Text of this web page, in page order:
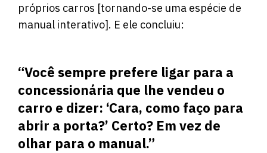
próprios carros [tornando-se uma espécie de
manual interativo]. E ele concluiu:
“Você sempre prefere ligar para a
concessionária que lhe vendeu o
carro e dizer: ‘Cara, como faço para
abrir a porta?’ Certo? Em vez de
olhar para o manual.”